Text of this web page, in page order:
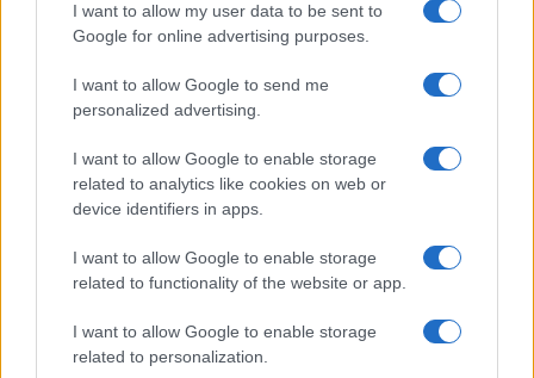
I want to allow my user data to be sent to
Google for online advertising purposes.
I want to allow Google to send me
personalized advertising.
I want to allow Google to enable storage
related to analytics like cookies on web or
device identifiers in apps.
I want to allow Google to enable storage
related to functionality of the website or app.
I want to allow Google to enable storage
related to personalization.
Παραδοσιακή μουσική βραδιά «Θράκη –